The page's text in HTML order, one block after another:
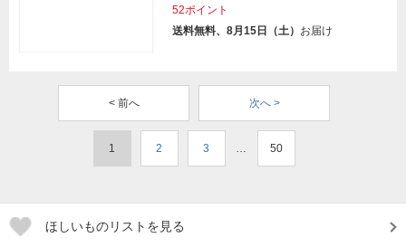
52ポイント
送料無料、8月15日（土） お届け
< 前へ 次へ >
1 2 3 … 50
ほしいものリストを見る